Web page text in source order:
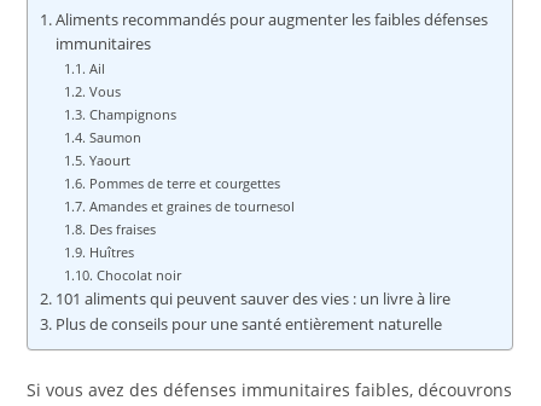
Aliments recommandés pour augmenter les faibles défenses
immunitaires
Ail
Vous
Champignons
Saumon
Yaourt
Pommes de terre et courgettes
Amandes et graines de tournesol
Des fraises
Huîtres
Chocolat noir
101 aliments qui peuvent sauver des vies : un livre à lire
Plus de conseils pour une santé entièrement naturelle
Si vous avez des défenses immunitaires faibles, découvrons